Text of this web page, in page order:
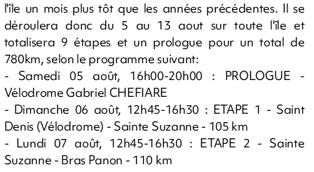
l'île un mois plus tôt que les années précédentes. Il se
déroulera donc du 5 au 13 aout sur toute l'île et
totalisera 9 étapes et un prologue pour un total de
780km, selon le programme suivant:
- Samedi 05 août, 16h00-20h00 : PROLOGUE -
Vélodrome Gabriel CHEFIARE
- Dimanche 06 août, 12h45-16h30 : ETAPE 1 - Saint
Denis (Vélodrome) - Sainte Suzanne - 105 km
- Lundi 07 août, 12h45-16h30 : ETAPE 2 - Sainte
Suzanne - Bras Panon - 110 km